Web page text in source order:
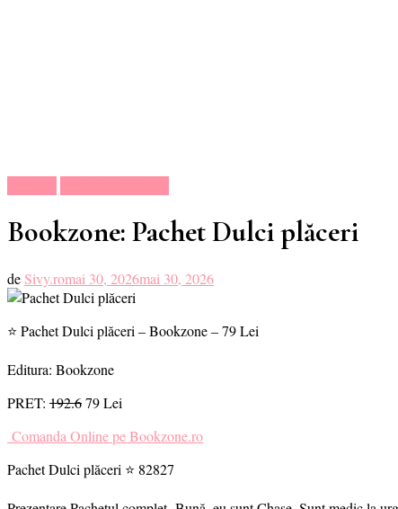
Bookzone: Pachet Dulci plăceri
de Sivy.romai 30, 2026mai 30, 2026
⭐ Pachet Dulci plăceri – Bookzone – 79 Lei
Editura: Bookzone
PRET: 192.679 Lei
Comanda Online pe Bookzone.ro
Pachet Dulci plăceri ⭐ 82827